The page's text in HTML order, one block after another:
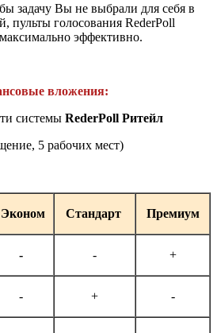
задачу Вы не выбрали для себя в
пульты голосования RederPoll
эффективно.
вложения:
системы RederPollРитейл
5 рабочих мест)
Эконом Стандарт Премиум
- - +
- + -